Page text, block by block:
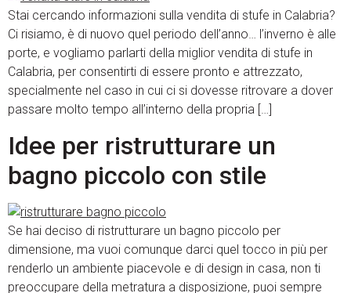
Stai cercando informazioni sulla vendita di stufe in Calabria?
Ci risiamo, è di nuovo quel periodo dell’anno… l’inverno è alle
porte, e vogliamo parlarti della miglior vendita di stufe in
Calabria, per consentirti di essere pronto e attrezzato,
specialmente nel caso in cui ci si dovesse ritrovare a dover
passare molto tempo all’interno della propria […]
Idee per ristrutturare un
bagno piccolo con stile
Se hai deciso di ristrutturare un bagno piccolo per
dimensione, ma vuoi comunque darci quel tocco in più per
renderlo un ambiente piacevole e di design in casa, non ti
preoccupare della metratura a disposizione, puoi sempre